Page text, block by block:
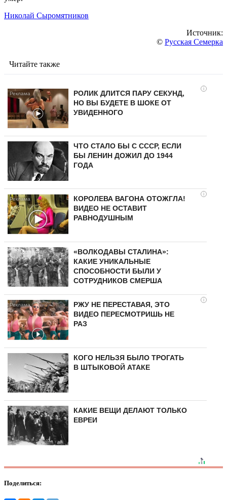
Николай Сыромятников
Источник:
© Русская Семерка
Читайте также
i
РОЛИК ДЛИТСЯ ПАРУ СЕКУНД,
НО ВЫ БУДЕТЕ В ШОКЕ ОТ
УВИДЕННОГО
ЧТО СТАЛО БЫ С СССР, ЕСЛИ
БЫ ЛЕНИН ДОЖИЛ ДО 1944
ГОДА
i
КОРОЛЕВА ВАГОНА ОТОЖГЛА!
ВИДЕО НЕ ОСТАВИТ
РАВНОДУШНЫМ
«ВОЛКОДАВЫ СТАЛИНА»:
КАКИЕ УНИКАЛЬНЫЕ
СПОСОБНОСТИ БЫЛИ У
СОТРУДНИКОВ СМЕРША
i
РЖУ НЕ ПЕРЕСТАВАЯ, ЭТО
ВИДЕО ПЕРЕСМОТРИШЬ НЕ
РАЗ
КОГО НЕЛЬЗЯ БЫЛО ТРОГАТЬ
В ШТЫКОВОЙ АТАКЕ
КАКИЕ ВЕЩИ ДЕЛАЮТ ТОЛЬКО
ЕВРЕИ
Поделиться: